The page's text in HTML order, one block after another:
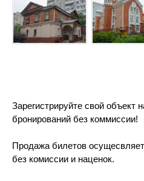
Зарегистрируйте свой объект
бронирований без коммиссии!
Продажа билетов
без комиссии и наценок.